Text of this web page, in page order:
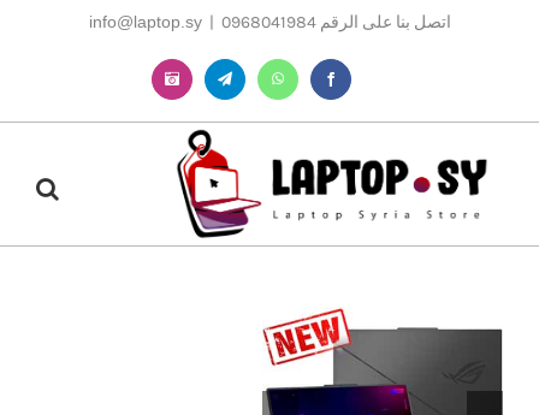
اتصل بنا على الرقم 0968041984 |
info@laptop.sy
Facebook
WhatsApp
Telegram
Instagram